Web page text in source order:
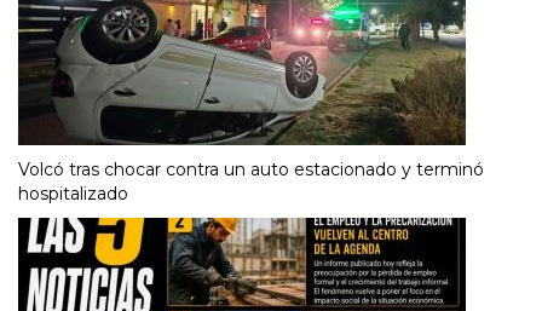
Volcó tras chocar contra un auto estacionado y terminó
hospitalizado